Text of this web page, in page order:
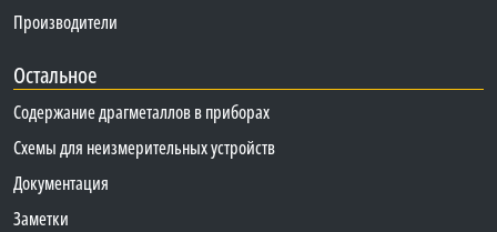
Производители
Остальное
Содержание драгметаллов в приборах
Схемы для неизмерительных устройств
Документация
Заметки